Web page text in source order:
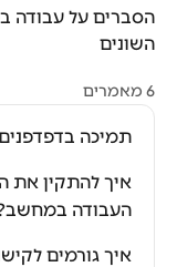
הסברים על עבודה
השונים
6 מאמרים
תמיכה
איך להתקין את
העבודה